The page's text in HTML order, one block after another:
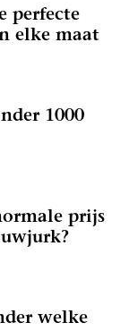
perfecte
elke maat
1000
prijs
welke